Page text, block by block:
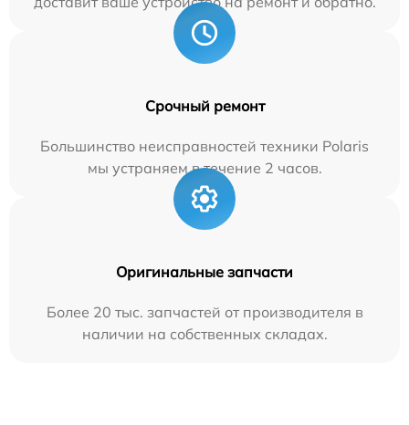
Срочный ремонт
Большинство неисправностей техники Polaris
мы устраняем в течение 2 часов.
Оригинальные запчасти
Более 20 тыс. запчастей от производителя в
наличии на собственных складах.